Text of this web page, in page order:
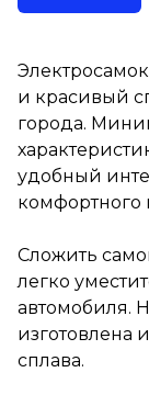
считанные
уместится в
вашего
Надежная и
высокопрочного
алюминиевого
и красивый
города.
удобный
комфортного
Сложить
легко
автомобиля.
изготовлена
сплава.